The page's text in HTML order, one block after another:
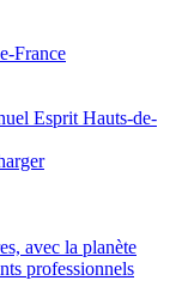
France
Esprit Hauts-de-
avec la planète
professionnels